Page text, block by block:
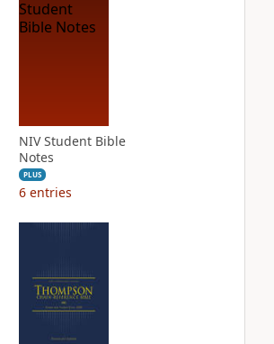
NIV Student Bible
Notes
PLUS
6 entries